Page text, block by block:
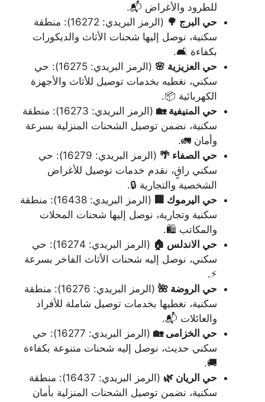
للطرود والأغراض 📬.
حي البرج 🌳
(الرمز البريدي: 16272): منطقة
سكنية، نوصل إليها شحنات الأثاث والديكورات
بكفاءة 🛋️.
حي العزيزية 🌸
(الرمز البريدي: 16275): حي
سكني، نغطيه بخدمات توصيل للأثاث والأجهزة
الكهربائية 📦.
حي المنيفية 🏡
(الرمز البريدي: 16273): منطقة
سكنية، نضمن توصيل الشحنات المنزلية بسرعة
وأمان 🚛.
حي الصفاء 🌴
(الرمز البريدي: 16279): حي
سكني راقٍ، نقدم خدمات توصيل للأغراض
الشخصية والتجارية 🔒.
حي اليرموك 🏢
(الرمز البريدي: 16438): منطقة
سكنية وتجارية، نوصل إليها شحنات المحلات
والمكاتب 🛍️.
حي الاندلس 🏠
(الرمز البريدي: 16274): حي
سكني، نوصل إليه شحنات الأثاث الفاخر بسرعة
⚡.
حي الروضة 🌺
(الرمز البريدي: 16276): منطقة
سكنية، نغطيها بخدمات توصيل شاملة للأفراد
والعائلات 📬.
حي الخزامى 🏡
(الرمز البريدي: 16277): حي
سكني حديث، نوصل إليه شحنات متنوعة بكفاءة
🚚.
حي الريان 🌿
(الرمز البريدي: 16437): منطقة
سكنية، نضمن توصيل الشحنات المنزلية بأمان